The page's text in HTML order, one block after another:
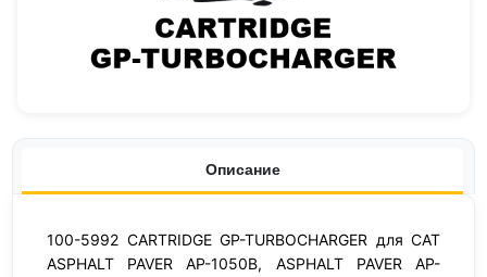
Описание
100-5992 CARTRIDGE GP-TURBOCHARGER для CAT
ASPHALT PAVER AP-1050B, ASPHALT PAVER AP-